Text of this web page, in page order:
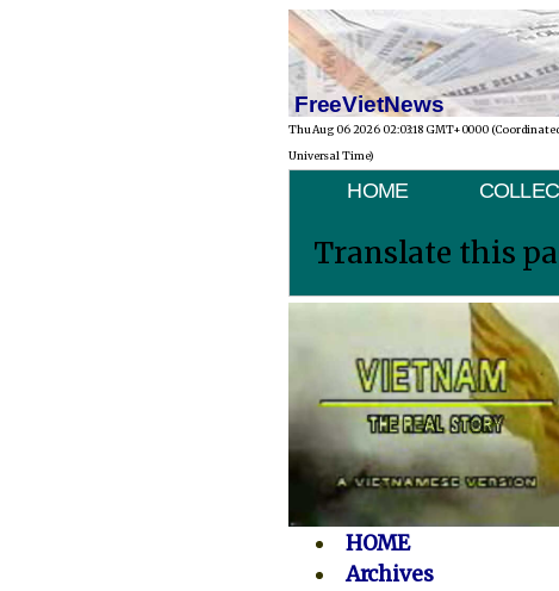
FreeVietNews
Thu Aug 06 2026 02:03:18 GMT+0000
Universal Time)
HOME
Translate this
HOME
Archives